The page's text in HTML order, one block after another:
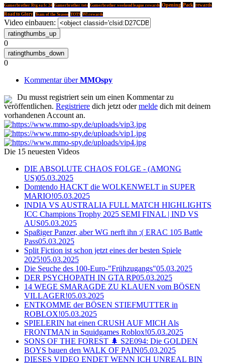
Gamerbrother Rtg ea fc 24 Gamerbrother tots Gamerbrother weekend league rewards Opening Pack rewards
Road to Glory Team of the Season TOTS Wl rewards
Video einbauen:
0
0
Kommentar überMMOspy
Du musst registriert sein um einen Kommentar zu
veröffentlichen. Registriere dich jetzt odermelde dich mit deinem
vorhandenen Account an.
Die 15 neuesten Videos
DIE ABSOLUTE CHAOS FOLGE - (AMONG
US)05.03.2025
Domtendo HACKT die WOLKENWELT in SUPER
MARIO!05.03.2025
INDIA VS AUSTRALIA FULL MATCH HIGHLIGHTS
ICC Champions Trophy 2025 SEMI FINAL | IND VS
AUS05.03.2025
Spaßiger Panzer, aber WG nerft ihn :( ERAC 105 Battle
Pass05.03.2025
Split Fiction ist schon jetzt eines der besten Spiele
2025!05.03.2025
Die Seuche des 100-Euro-"Frühzugangs"05.03.2025
DER PSYCHOPATH IN GTA RP05.03.2025
14 WEGE SMARAGDE ZU KLAUEN vom BÖSEN
VILLAGER!05.03.2025
ENTKOMME der BÖSEN STIEFMUTTER in
ROBLOX!05.03.2025
SPIELERIN hat einen CRUSH AUF MICH Als
FRONTMAN in Squidgames Roblox!05.03.2025
SONS OF THE FOREST 🌲 S2E094: Die GOLDEN
BOYS bauen den WALK OF PAIN05.03.2025
DIESES VIDEO ENDET WENN ICH UNREAL BIN